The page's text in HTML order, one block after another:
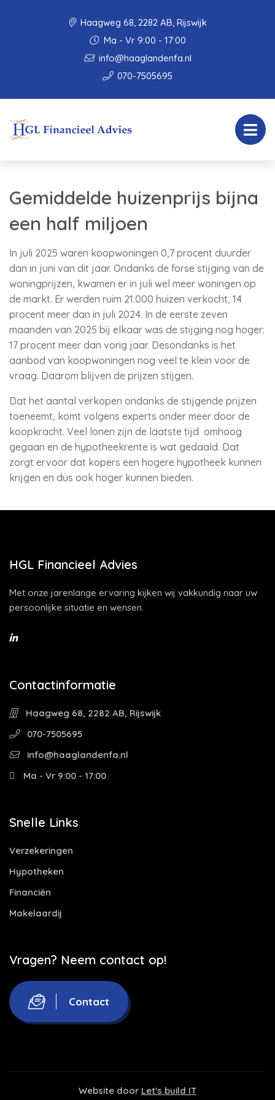
Haagweg 68, 2282 AB, Rijswijk
Ma - Vr 9:00 - 17:00
info@haaglandenfa.nl
070-7505695
Gemiddelde huizenprijs bijna
een half miljoen
In juli 2025 waren koopwoningen 0,7 procent duurder
dan in juni van dit jaar. Ondanks de forse stijging van de
woningprijzen, kwamen er in juli wel meer woningen op
de markt. Er werden ruim 21.000 huizen verkocht, 14
procent meer dan in juli 2024. In de eerste zeven
maanden van 2025 bij elkaar was de stijging nog hoger:
17 procent meer dan vorig jaar. Desondanks is het
aanbod van koopwoningen nog veel te klein voor de
vraag. Daarom blijven de prijzen stijgen.
Dat het aantal verkopen ondanks de stijgende prijzen
toeneemt, komt volgens experts onder meer door de
koopkracht. Veel lonen zijn de laatste tijd omhoog
gegaan en de hypotheekrente is wat gedaald. Dat
zorgt ervoor dat kopers een hogere hypotheek kunnen
krijgen en dus ook hoger kunnen bieden.
HGL Financieel Advies
Met onze jarenlange ervaring kijken wij vakkundig naar uw
persoonlijke situatie en wensen.
Contactinformatie
Haagweg 68, 2282 AB, Rijswijk
070-7505695
info@haaglandenfa.nl
Ma - Vr 9:00 - 17:00
Snelle Links
Verzekeringen
Hypotheken
Financiën
Makelaardij
Vragen? Neem contact op!
Contact
Website door Let's build IT